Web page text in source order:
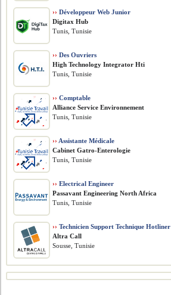
›› Développeur Web Junior
Digitax Hub
Tunis, Tunisie
›› Des Ouvriers
High Technology Integrator Hti
Tunis, Tunisie
›› Comptable
Alliance Service Environnement
Tunis, Tunisie
›› Assistante Médicale
Cabinet Gatro-Enterologie
Tunis, Tunisie
›› Electrical Engineer
Passavant Engineering North Africa
Tunis, Tunisie
›› Technicien Support Technique Hotliner
Altra Call
Sousse, Tunisie